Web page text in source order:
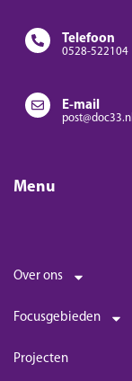
Telefoon
0528-522104
E-mail
post@doc33.nl
Menu
Over ons
Focusgebieden
Projecten